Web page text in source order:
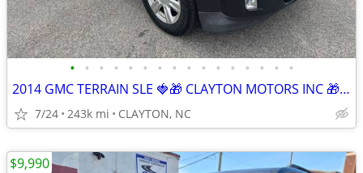
• • • • • • • • • • • • • • • •
2014 GMC TERRAIN SLE 🍓🎁 CLAYTON MOTORS INC 🎁🍓
7/24 243k mi CLAYTON, NC
$9,990